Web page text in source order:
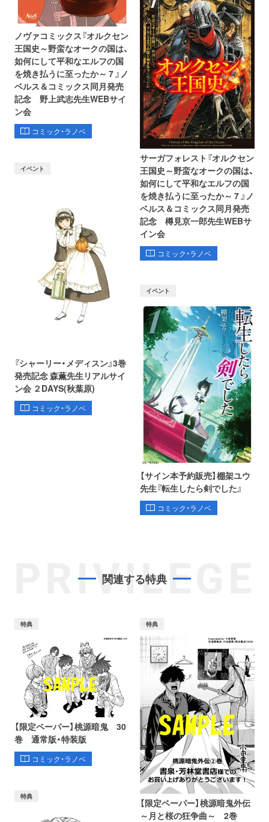
ノヴァコミックス『オルクセン
王国史～野蛮なオークの国は、
如何にして平和なエルフの国
を焼き払うに至ったか～ 7 』ノ
ベルス＆コミックス同月発売
記念 野上武志先生WEBサイ
ン会
コミック・ラノベ
サーガフォレスト『オルクセン
王国史～野蛮なオークの国は、
如何にして平和なエルフの国
を焼き払うに至ったか～ 7 』ノ
ベルス＆コミックス同月発売
記念 樽見京一郎先生WEBサ
イン会
コミック・ラノベ
イベント
『シャーリー・メディスン』3巻
発売記念 森薫先生リアルサイ
ン会 ２DAYS(秋葉原)
コミック・ラノベ
イベント
【サイン本予約販売】棚架ユウ
先生『転生したら剣でした』
コミック・ラノベ
PRIVILEGE
関連する特典
特典
【限定ペーパー】桃源暗鬼 30
巻 通常版・特装版
コミック・ラノベ
特典
【限定ペーパー】桃源暗鬼外伝
～月と桜の狂争曲～ 2巻
特典